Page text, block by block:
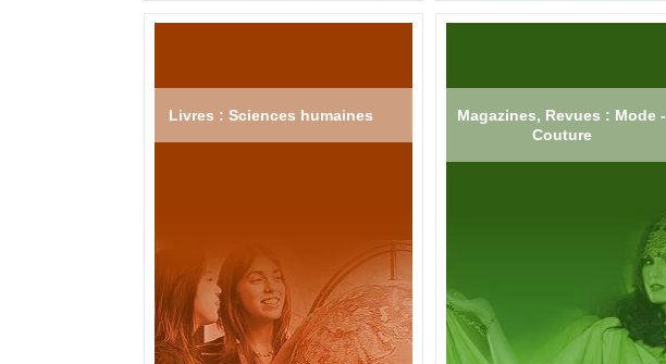
Livres : Sciences humaines
Magazines, Revues : Mode -
Couture